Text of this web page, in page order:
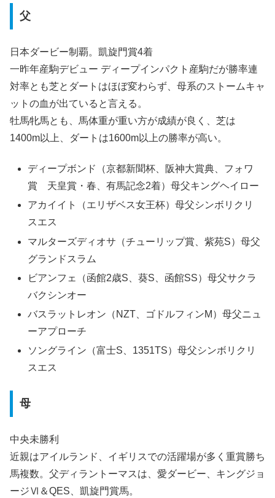
父
日本ダービー制覇。凱旋門賞4着
一昨年産駒デビュー ディープインパクト産駒だが勝率連
対率とも芝とダートはほぼ変わらず、母系のストームキャ
ットの血が出ていると言える。
牡馬牝馬とも、馬体重が重い方が成績が良く、芝は
1400m以上、ダートは1600m以上の勝率が高い。
ディープボンド（京都新聞杯、阪神大賞典、フォワ
賞 天皇賞・春、有馬記念2着）母父キングヘイロー
アカイイト（エリザベス女王杯）母父シンボリクリ
スエス
マルターズディオサ（チューリップ賞、紫苑S）母父
グランドスラム
ビアンフェ（函館2歳S、葵S、函館SS）母父サクラ
バクシンオー
バスラットレオン（NZT、ゴドルフィンM）母父ニュ
ーアプローチ
ソングライン（富士S、1351TS）母父シンボリクリ
スエス
母
中央未勝利
近親はアイルランド、イギリスでの活躍場が多く重賞勝ち
馬複数。父ディラントーマスは、愛ダービー、キングジョ
ージⅥ＆QES、凱旋門賞馬。